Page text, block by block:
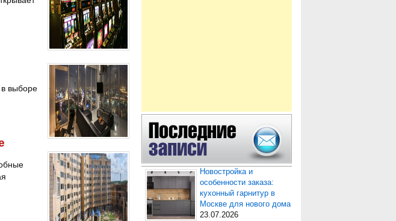
выборе
Новостройка и
особенности заказа:
кухонный гарнитур в
Москве для нового дома
23.07.2026